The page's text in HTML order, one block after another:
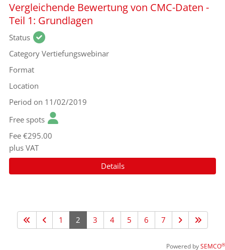
Vergleichende Bewertung von CMC-Daten -
Teil 1: Grundlagen
Status
Category Vertiefungswebinar
Format
Location
Period on 11/02/2019
Free spots
Fee €295.00
plus VAT
Details
1 2 3 4 5 6 7
Powered bySEMCO®